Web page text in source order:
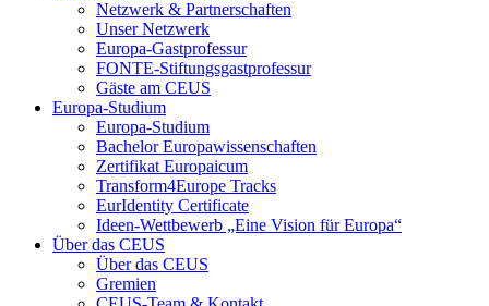
Netzwerk & Partnerschaften
Unser Netzwerk
Europa-Gastprofessur
FONTE-Stiftungsgastprofessur
Gäste am CEUS
Europa-Studium
Europa-Studium
Bachelor Europawissenschaften
Zertifikat Europaicum
Transform4Europe Tracks
EurIdentity Certificate
Ideen-Wettbewerb „Eine Vision für Europa“
Über das CEUS
Über das CEUS
Gremien